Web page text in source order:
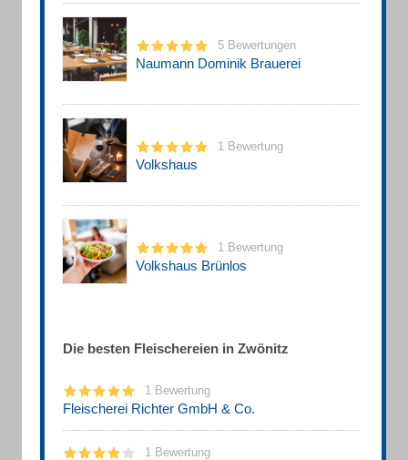
5 Bewertungen
Naumann Dominik Brauerei
1 Bewertung
Volkshaus
1 Bewertung
Volkshaus Brünlos
Die besten Fleischereien in Zwönitz
1 Bewertung
Fleischerei Richter GmbH & Co.
1 Bewertung